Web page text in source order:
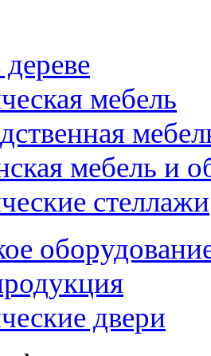
мебель
мебель и
стеллажи
двери